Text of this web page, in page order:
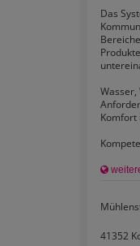
Das
Wasser,
Komfort
41352